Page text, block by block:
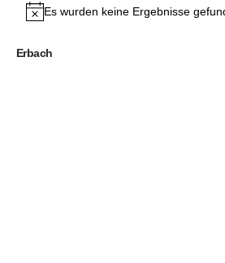
Hinweis
Es wurden keine Ergebnisse
Erbach